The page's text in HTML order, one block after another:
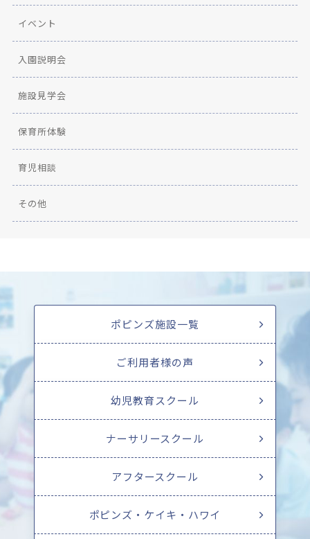
イベント
入園説明会
施設見学会
保育所体験
育児相談
その他
ポピンズ施設一覧
ご利用者様の声
幼児教育スクール
ナーサリースクール
アフタースクール
ポピンズ・ケイキ・ハワイ